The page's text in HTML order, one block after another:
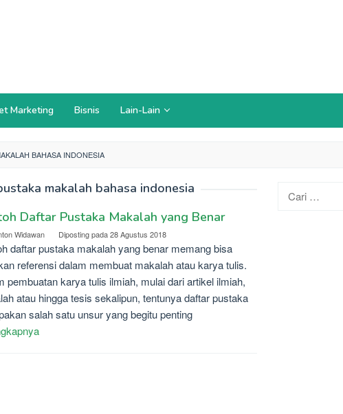
Marketing Bisnis Lain-Lain
BAHASA INDONESIA
makalah bahasa indonesia
Daftar Pustaka Makalah yang Benar
Widawan Diposting pada28 Agustus 2018
daftar pustaka makalah yang benar memang bisa
referensi dalam membuat makalah atau karya tulis.
pembuatan karya tulis ilmiah, mulai dari artikel ilmiah,
atau hingga tesis sekalipun, tentunya daftar pustaka
salah satu unsur yang begitu penting
Cari